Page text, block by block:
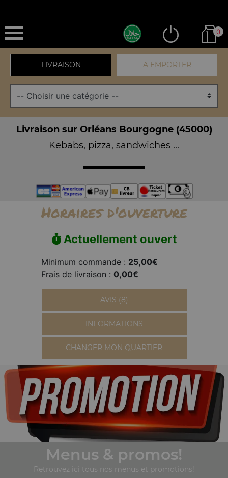
0
LIVRAISON A EMPORTER
Livraison sur Orléans Bourgogne (45000)
Kebabs, pizza, sandwiches ...
Horaires d'ouverture
Actuellement ouvert
Minimum commande : 25,00€
Frais de livraison : 0,00€
AVIS (8)
INFORMATIONS
CHANGER MON QUARTIER
Menus & promos!
Retrouvez ici tous nos menus et promotions!